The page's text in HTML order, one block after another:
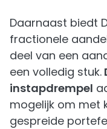
Daarnaast biedt
fractionele
deel van een
een volledig stuk.
instapdrempel
mogelijk om met
gespreide